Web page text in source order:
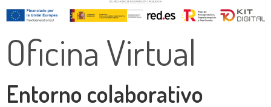
Oficina Virtual
Entorno colaborativo